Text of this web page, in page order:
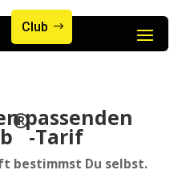
Club
passenden
®
-Tarif
bestimmst Du selbst.